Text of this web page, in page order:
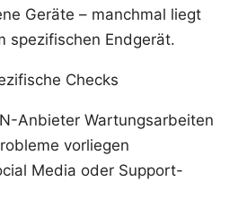
Geräte – manchmal liegt
spezifischen Endgerät.
Checks
Anbieter Wartungsarbeiten
vorliegen
Media oder Support-